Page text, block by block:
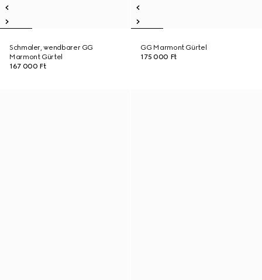
Schmaler, wendbarer GG
Marmont Gürtel
167 000 Ft
GG Marmont Gürtel
175 000 Ft